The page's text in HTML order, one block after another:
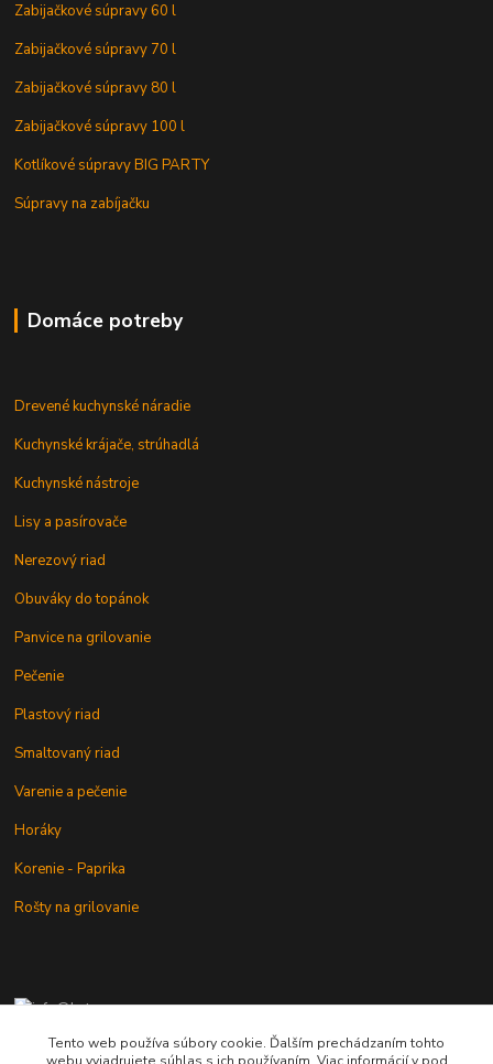
Zabijačkové súpravy 60 l
Zabijačkové súpravy 70 l
Zabijačkové súpravy 80 l
Zabijačkové súpravy 100 l
Kotlíkové súpravy BIG PARTY
Súpravy na zabíjačku
Domáce potreby
Drevené kuchynské náradie
Kuchynské krájače, strúhadlá
Kuchynské nástroje
Lisy a pasírovače
Nerezový riad
Obuváky do topánok
Panvice na grilovanie
Pečenie
Plastový riad
Smaltovaný riad
Varenie a pečenie
Horáky
Korenie - Paprika
Rošty na grilovanie
+421 902 212 007
od 8:00 - do 16:00 hod
Tento web používa súbory cookie. Ďalším prechádzaním tohto